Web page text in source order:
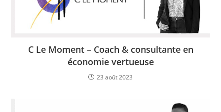
C Le Moment – Coach & consultante en
économie vertueuse
23 août 2023